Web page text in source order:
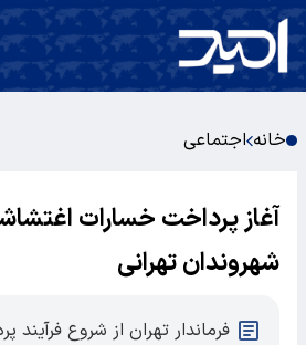
خانه اجتماعی
آغاز پرداخت خسارات
شهروندان تهرانی
فرماندار تهران از شروع